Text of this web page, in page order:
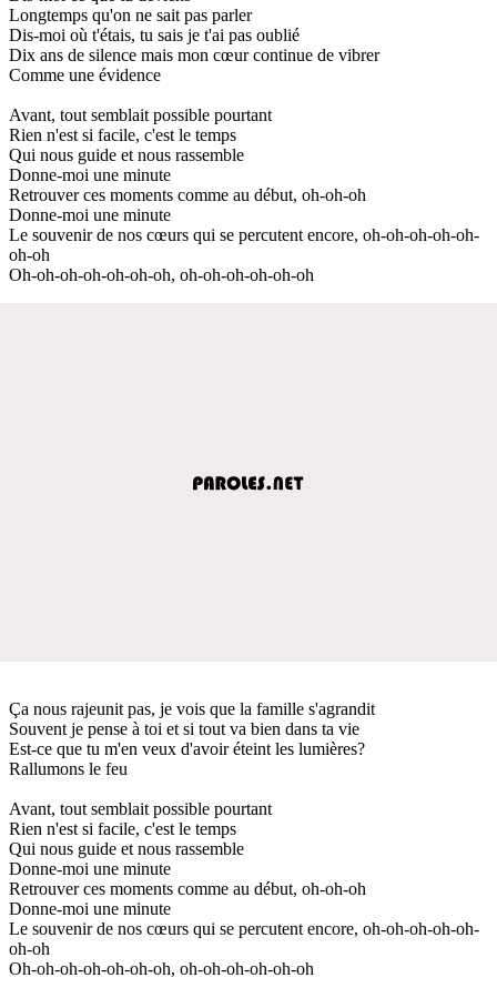
Longtemps qu'on ne sait pas parler
Dis-moi où t'étais, tu sais je t'ai pas oublié
Dix ans de silence mais mon cœur continue de vibrer
Comme une évidence
Avant, tout semblait possible pourtant
Rien n'est si facile, c'est le temps
Qui nous guide et nous rassemble
Donne-moi une minute
Retrouver ces moments comme au début, oh-oh-oh
Donne-moi une minute
Le souvenir de nos cœurs qui se percutent encore, oh-oh-oh-oh-oh-
oh-oh
Oh-oh-oh-oh-oh-oh-oh, oh-oh-oh-oh-oh-oh
Ça nous rajeunit pas, je vois que la famille s'agrandit
Souvent je pense à toi et si tout va bien dans ta vie
Est-ce que tu m'en veux d'avoir éteint les lumières?
Rallumons le feu
Avant, tout semblait possible pourtant
Rien n'est si facile, c'est le temps
Qui nous guide et nous rassemble
Donne-moi une minute
Retrouver ces moments comme au début, oh-oh-oh
Donne-moi une minute
Le souvenir de nos cœurs qui se percutent encore, oh-oh-oh-oh-oh-
oh-oh
Oh-oh-oh-oh-oh-oh-oh, oh-oh-oh-oh-oh-oh